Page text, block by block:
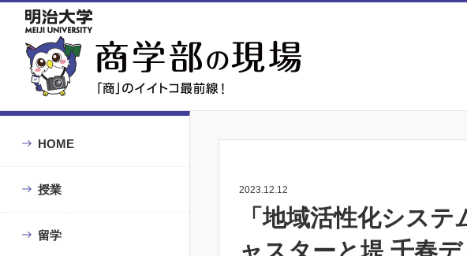
HOME
授業
留学
2023.12.12
「地域活性化シス
ャスターと堤 千春